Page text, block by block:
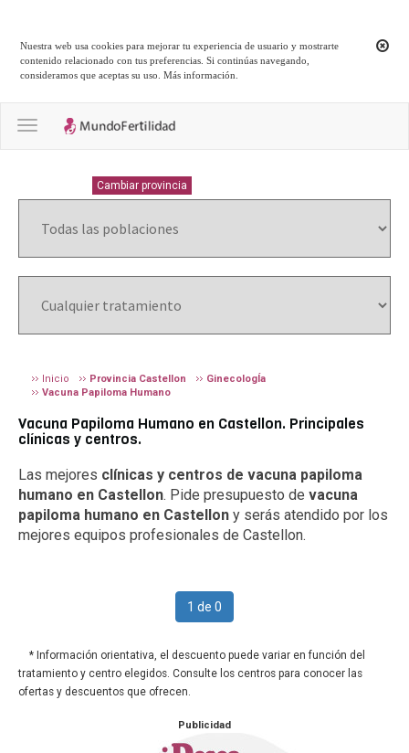
Nuestra web usa cookies para mejorar tu experiencia de usuario y mostrarte
contenido relacionado con tus preferencias. Si continúas navegando,
consideramos que aceptas su uso.Más información
Toggle navigation
Cambiar provincia
Inicio Provincia Castellon
GinecologÍa
Vacuna Papiloma Humano
Vacuna Papiloma Humano en Castellon. Principales
clínicas y centros.
Las mejores clínicas y centros de vacuna papiloma
humano en Castellon. Pide presupuesto de vacuna
papiloma humano en Castellon y serás atendido por los
mejores equipos profesionales de Castellon.
1 de 0
* Información orientativa, el descuento puede variar en función del
tratamiento y centro elegidos. Consulte los centros para conocer las
ofertas y descuentos que ofrecen.
Publicidad